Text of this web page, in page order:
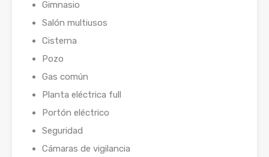
Gimnasio
Salón multiusos
Cisterna
Pozo
Gas común
Planta eléctrica full
Portón eléctrico
Seguridad
Cámaras de vigilancia